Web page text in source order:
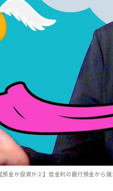
【預金か投資か②】低金利の銀行預金から